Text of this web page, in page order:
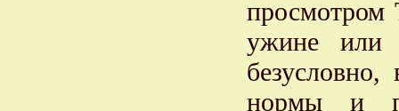
просмотром
ужине или
нормы и